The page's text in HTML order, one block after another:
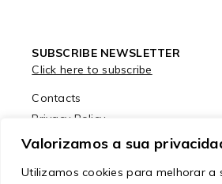
Valorizamos a sua
Utilizamos cookies para melhorar a
SUBSCRIBE NEWSLETTER
Click here to subscribe
Contacts
Privacy Policy
Cookies Policy